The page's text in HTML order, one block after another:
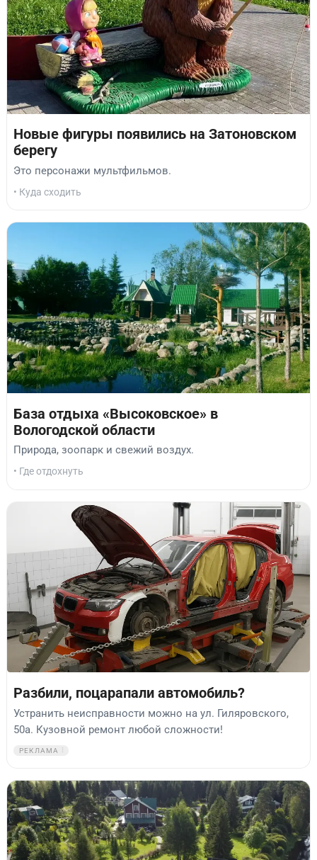
Новые фигуры появились на Затоновском
берегу
Это персонажи мультфильмов.
• Куда сходить
База отдыха «Высоковское» в
Вологодской области
Природа, зоопарк и свежий воздух.
• Где отдохнуть
Разбили, поцарапали автомобиль?
Устранить неисправности можно на ул. Гиляровского,
50а. Кузовной ремонт любой сложности!
РЕКЛАМА